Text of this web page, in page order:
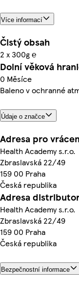
Více informací
Čistý obsah
2 x 300g ℮
Dolní věková
0 Měsíce
Baleno v ochranné
Údaje o značce
Adresa pro
Health Academy s.r.o.
Zbraslavská 22/49
159 00 Praha
Česká republika
Adresa
Health Academy s.r.o.
Zbraslavská 22/49
159 00 Praha
Česká republika
Bezpečnostní informace